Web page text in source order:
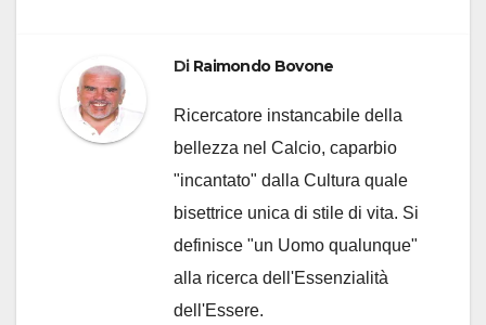
Di Raimondo Bovone
Ricercatore instancabile della
bellezza nel Calcio, caparbio
"incantato" dalla Cultura quale
bisettrice unica di stile di vita. Si
definisce "un Uomo qualunque"
alla ricerca dell'Essenzialità
dell'Essere.